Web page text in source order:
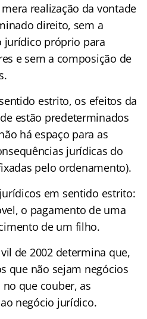
realização da vontade
direito, sem a
jurídico próprio para
e sem a composição de
estrito, os efeitos da
estão predeterminados
há espaço para as
jurídicas do
pelo ordenamento).
em sentido estrito:
o pagamento de uma
de um filho.
de 2002 determina que,
que não sejam negócios
que couber, as
negócio jurídico.